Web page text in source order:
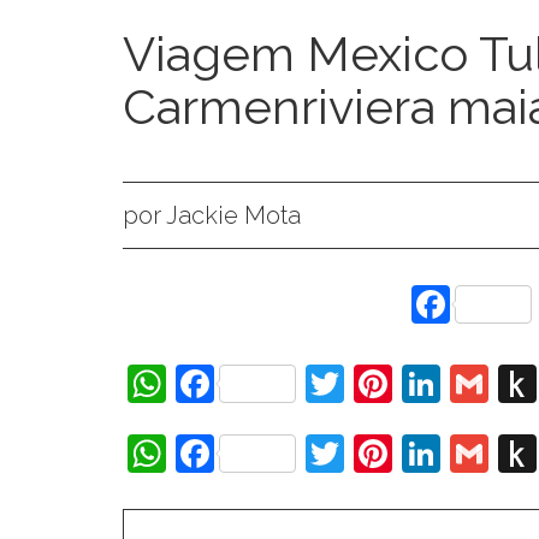
Viagem Mexico
Carmenriviera
por Jackie Mota
WhatsApp
FacebookTwitter
Pinterest
WhatsApp
FacebookTwitter
Pinterest